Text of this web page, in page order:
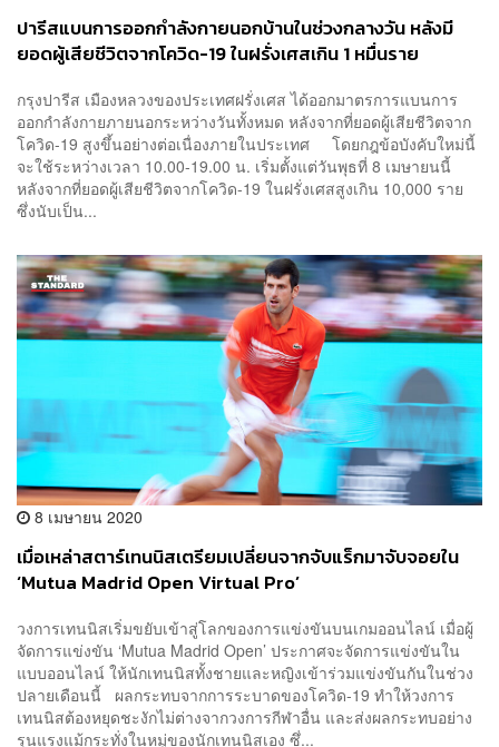
ปารีสแบนการออกกำลังกายนอกบ้านในช่วงกลางวัน หลังมี
ยอดผู้เสียชีวิตจากโควิด-19 ในฝรั่งเศสเกิน 1 หมื่นราย
กรุงปารีส เมืองหลวงของประเทศฝรั่งเศส ได้ออกมาตรการแบนการ
ออกกำลังกายภายนอกระหว่างวันทั้งหมด หลังจากที่ยอดผู้เสียชีวิตจาก
โควิด-19 สูงขึ้นอย่างต่อเนื่องภายในประเทศ โดยกฎข้อบังคับใหม่นี้
จะใช้ระหว่างเวลา 10.00-19.00 น. เริ่มตั้งแต่วันพุธที่ 8 เมษายนนี้
หลังจากที่ยอดผู้เสียชีวิตจากโควิด-19 ในฝรั่งเศสสูงเกิน 10,000 ราย
ซึ่งนับเป็น...
8 เมษายน 2020
เมื่อเหล่าสตาร์เทนนิสเตรียมเปลี่ยนจากจับแร็กมาจับจอยใน
‘Mutua Madrid Open Virtual Pro’
วงการเทนนิสเริ่มขยับเข้าสู่โลกของการแข่งขันบนเกมออนไลน์ เมื่อผู้
จัดการแข่งขัน ‘Mutua Madrid Open’ ประกาศจะจัดการแข่งขันใน
แบบออนไลน์ ให้นักเทนนิสทั้งชายและหญิงเข้าร่วมแข่งขันกันในช่วง
ปลายเดือนนี้ ผลกระทบจากการระบาดของโควิด-19 ทำให้วงการ
เทนนิสต้องหยุดชะงักไม่ต่างจากวงการกีฬาอื่น และส่งผลกระทบอย่าง
รุนแรงแม้กระทั่งในหมู่ของนักเทนนิสเอง ซึ่...